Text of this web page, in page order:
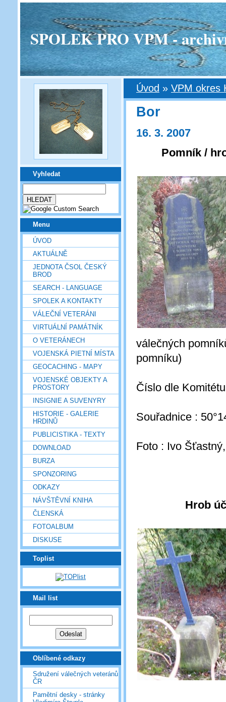
SPOLEK PRO VPM -
Vyhledat
Menu
ÚVOD
AKTUÁLNĚ
JEDNOTA ČSOL ČESKÝ
BROD
SEARCH - LANGUAGE
SPOLEK A KONTAKTY
VÁLEČNÍ VETERÁNI
VIRTUÁLNÍ PAMÁTNÍK
O VETERÁNECH
VOJENSKÁ PIETNÍ MÍSTA
GEOCACHING - MAPY
VOJENSKÉ OBJEKTY A
PROSTORY
INSIGNIE A SUVENYRY
HISTORIE - GALERIE
HRDINŮ
PUBLICISTIKA - TEXTY
DOWNLOAD
BURZA
SPONZORING
ODKAZY
NÁVŠTĚVNÍ KNIHA
ČLENSKÁ
FOTOALBUM
DISKUSE
Toplist
Mail list
Oblíbené odkazy
Sdružení válečných veteránů
ČR
Pamětní desky - stránky
Úvod » VPM okres
Bor
16. 3. 2007
Pomník /
válečných
pomníku)
Číslo dle
Souřadnice :
Foto : Ivo
Hrob